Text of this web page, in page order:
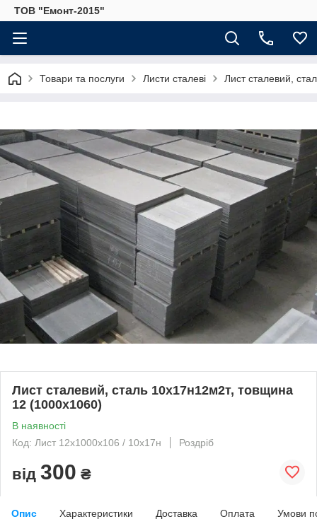
ТОВ "Емонт-2015"
Товари та послуги Листи сталеві Лист сталевий,
Лист сталевий, сталь 10х17н12м2т, товщина
12 (1000х1060)
В наявності
Код: Лист 12х1000х106 / 10х17н
Роздріб
від 300 ₴
Опис Характеристики Доставка Оплата Умови